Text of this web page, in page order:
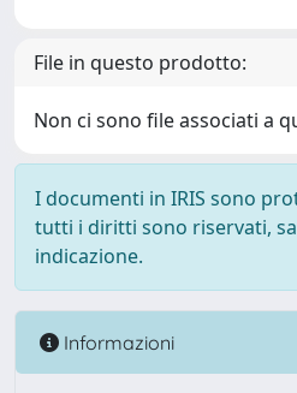
File in questo prodotto:
Non ci sono file associati a
I documenti in IRIS sono
tutti i diritti sono riservati,
indicazione.
Informazioni